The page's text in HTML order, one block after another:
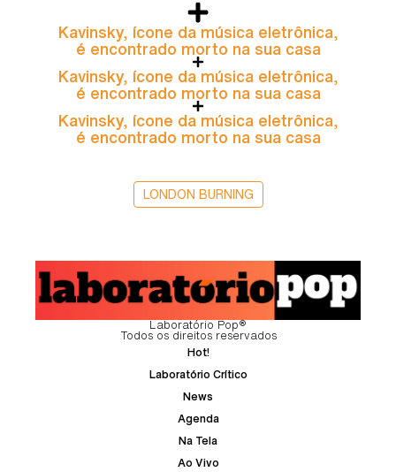
Kavinsky, ícone da música eletrônica,
é encontrado morto na sua casa
Kavinsky, ícone da música eletrônica,
é encontrado morto na sua casa
Kavinsky, ícone da música eletrônica,
é encontrado morto na sua casa
LONDON BURNING
Laboratório Pop®
Todos os direitos reservados
Hot!
Laboratório Crítico
News
Agenda
Na Tela
Ao Vivo